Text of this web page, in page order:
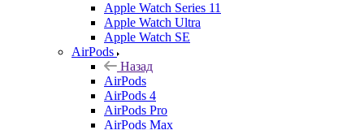
Apple Watch Series 11
Apple Watch Ultra
Apple Watch SE
AirPods
Назад
AirPods
AirPods 4
AirPods Pro
AirPods Max